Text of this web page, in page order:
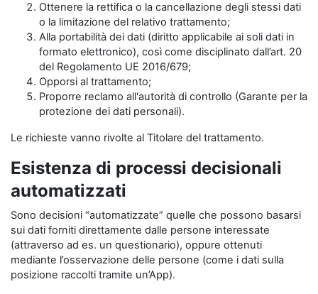
Ottenere la rettifica o la cancellazione degli stessi dati
o la limitazione del relativo trattamento;
Alla portabilità dei dati (diritto applicabile ai soli dati in
formato elettronico), così come disciplinato dall’art. 20
del Regolamento UE 2016/679;
Opporsi al trattamento;
Proporre reclamo all'autorità di controllo (Garante per la
protezione dei dati personali).
Le richieste vanno rivolte al Titolare del trattamento.
Esistenza di processi decisionali
automatizzati
Sono decisioni “automatizzate” quelle che possono basarsi
sui dati forniti direttamente dalle persone interessate
(attraverso ad es. un questionario), oppure ottenuti
mediante l’osservazione delle persone (come i dati sulla
posizione raccolti tramite un’App).